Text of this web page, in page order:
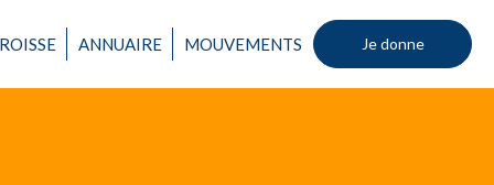
ANNUAIRE MOUVEMENTS Je donne